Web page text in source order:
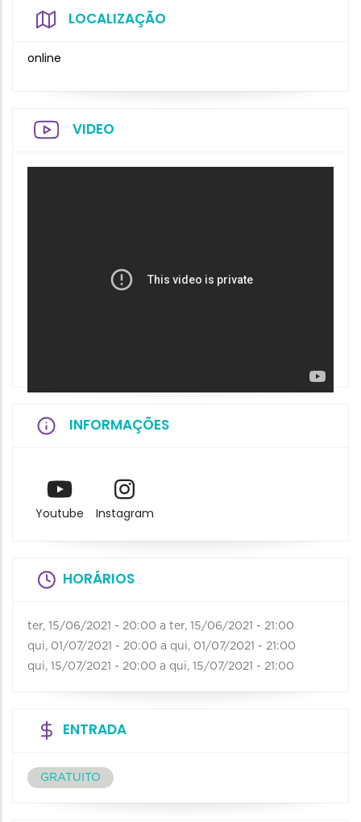
LOCALIZAÇÃO
online
VIDEO
INFORMAÇÕES
Youtube Instagram
HORÁRIOS
ter, 15/06/2021 - 20:00 a ter, 15/06/2021 - 21:00
qui, 01/07/2021 - 20:00 a qui, 01/07/2021 - 21:00
qui, 15/07/2021 - 20:00 a qui, 15/07/2021 - 21:00
ENTRADA
GRATUITO